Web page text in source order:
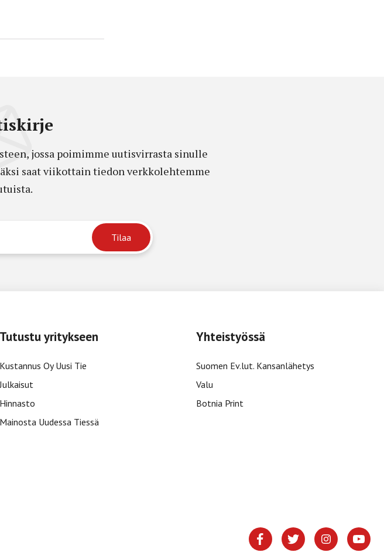
jossa poimimme uutisvirrasta sinulle
saat viikottain tiedon verkkolehtemme
Tutustu yritykseen
Kustannus Oy Uusi Tie
Julkaisut
Hinnasto
Mainosta Uudessa Tiessä
Yhteistyössä
Suomen Ev.lut. Kansanlähetys
Valu
Botnia Print